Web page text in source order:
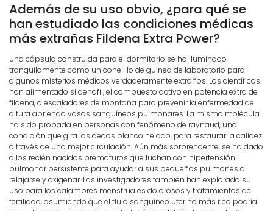
Además de su uso obvio, ¿para qué se
han estudiado las condiciones médicas
más extrañas Fildena Extra Power?
Una cápsula construida para el dormitorio se ha iluminado
tranquilamente como un conejillo de guinea de laboratorio para
algunos misterios médicos verdaderamente extraños. Los científicos
han alimentado sildenafil, el compuesto activo en potencia extra de
fildena, a escaladores de montaña para prevenir la enfermedad de
altura abriendo vasos sanguíneos pulmonares. La misma molécula
ha sido probada en personas con fenómeno de raynaud, una
condición que gira los dedos blanco helado, para restaurar la calidez
a través de una mejor circulación. Aún más sorprendente, se ha dado
a los recién nacidos prematuros que luchan con hipertensión
pulmonar persistente para ayudar a sus pequeños pulmones a
relajarse y oxigenar. Los investigadores también han explorado su
uso para los calambres menstruales dolorosos y tratamientos de
fertilidad, asumiendo que el flujo sanguíneo uterino más rico podría